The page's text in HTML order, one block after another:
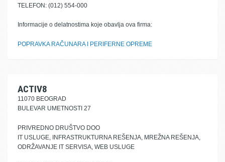
TELEFON: (012) 554-000
Informacije o delatnostima koje obavlja ova firma:
POPRAVKA RAČUNARA I PERIFERNE OPREME
ACTIV8
11070 BEOGRAD
BULEVAR UMETNOSTI 27
PRIVREDNO DRUŠTVO DOO
IT USLUGE, INFRASTRUKTURNA REŠENJA, MREŽNA REŠENJA,
ODRŽAVANJE IT SERVISA, WEB USLUGE